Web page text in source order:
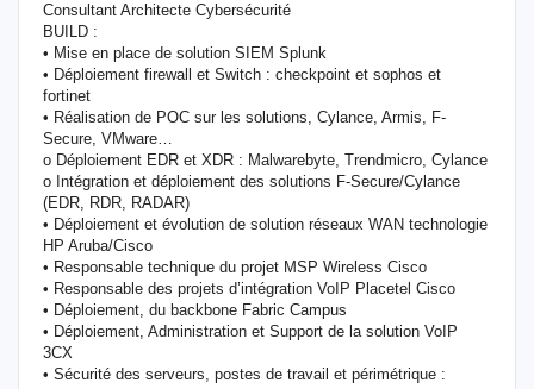
Consultant Architecte Cybersécurité
BUILD :
• Mise en place de solution SIEM Splunk
• Déploiement firewall et Switch : checkpoint et sophos et
fortinet
• Réalisation de POC sur les solutions, Cylance, Armis, F-
Secure, VMware…
o Déploiement EDR et XDR : Malwarebyte, Trendmicro, Cylance
o Intégration et déploiement des solutions F-Secure/Cylance
(EDR, RDR, RADAR)
• Déploiement et évolution de solution réseaux WAN technologie
HP Aruba/Cisco
• Responsable technique du projet MSP Wireless Cisco
• Responsable des projets d’intégration VoIP Placetel Cisco
• Déploiement, du backbone Fabric Campus
• Déploiement, Administration et Support de la solution VoIP
3CX
• Sécurité des serveurs, postes de travail et périmétrique :